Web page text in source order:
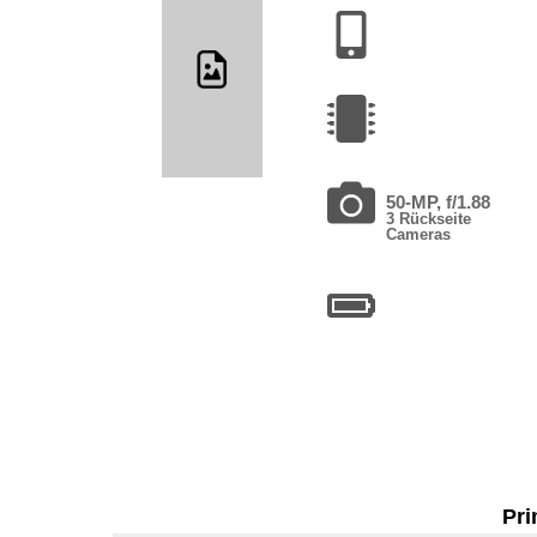
50-MP, f/1.88
3 Rückseite
Cameras